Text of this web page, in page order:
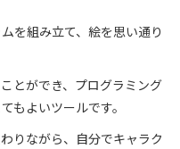
を組み立て、絵を思い通り
とができ、プログラミング
もよいツールです。
りながら、自分でキャラク